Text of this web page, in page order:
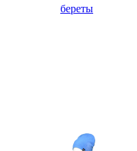
береты